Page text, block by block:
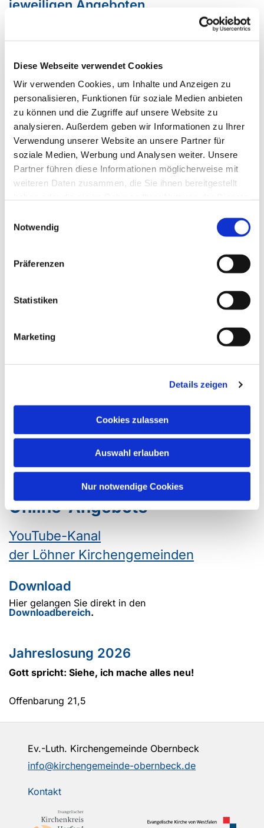
Diese Webseite verwendet Cookies
Wir verwenden Cookies, um Inhalte und Anzeigen zu
personalisieren, Funktionen für soziale Medien anbieten
zu können und die Zugriffe auf unsere Website zu
analysieren. Außerdem geben wir Informationen zu Ihrer
Verwendung unserer Website an unsere Partner für
soziale Medien, Werbung und Analysen weiter. Unsere
Partner führen diese Informationen möglicherweise mit
weiteren Daten zusammen, die Sie ihnen bereitgestellt
Notwendig
Präferenzen
Statistiken
Marketing
Details zeigen
Cookies zulassen
Auswahl erlauben
Nur notwendige Cookies
jeweiligen Angeboten.
Die meisten der in den Frauenkreisen
Frauenhilfe.
Die Gruppenleitungen unserer
Frauenkreise
Online-Angebote
YouTube-Kanal
der Löhner Kirchengemeinden
Download
Hier gelangen Sie direkt in den
Downloadbereich.
Jahreslosung 2026
Gott spricht: Siehe, ich mache alles neu!
Offenbarung 21,5
Ev.-Luth. Kirchengemeinde Obernbeck
info@kirchengemeinde-obernbeck.de
Kontakt